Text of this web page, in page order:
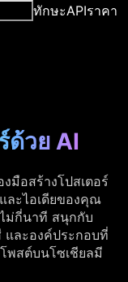
ทักษะAPIราคา
ด้วย AI
มือสร้างโปสเตอร์
ละไอเดียของคุณ
ม่กี่นาที สนุกกับ
และองค์ประกอบที่
พสต์บนโซเชียลมี